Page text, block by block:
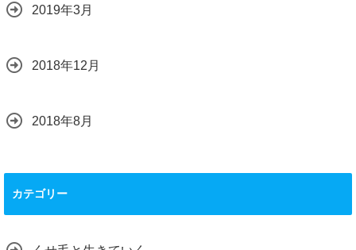
2019年3月
2018年12月
2018年8月
カテゴリー